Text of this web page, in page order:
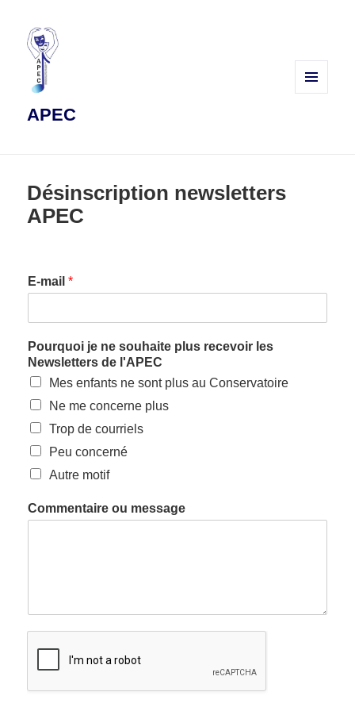
APEC
Désinscription newsletters
APEC
E-mail*
Pourquoi je ne souhaite plus recevoir les
Newsletters de l'APEC
Mes enfants ne sont plus au Conservatoire
Ne me concerne plus
Trop de courriels
Peu concerné
Autre motif
Commentaire ou message